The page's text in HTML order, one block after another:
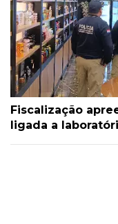
Fiscalização
ligada a